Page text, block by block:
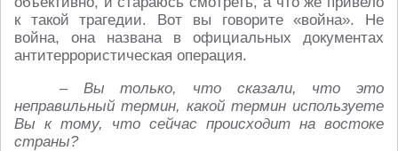
к такой трагедии. Вот вы говорите «война». Не
война, она названа в официальных документах
антитеррористическая операция.
– Вы только, что сказали, что это
неправильный термин, какой термин используете
Вы к тому, что сейчас происходит на востоке
страны?